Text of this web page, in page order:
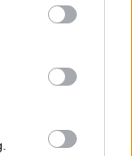
may click to
party tags to
below Google